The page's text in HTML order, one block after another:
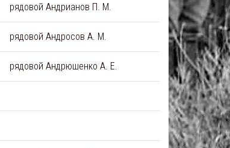
рядовой Андрианов П. М.
рядовой Андросов А. М.
рядовой Андрюшенко А. Е.